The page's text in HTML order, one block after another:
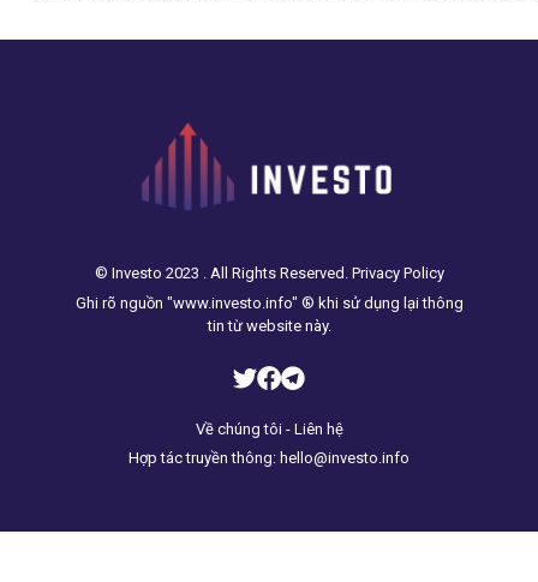
© Investo 2023 . All Rights Reserved. Privacy Policy
Ghi rõ nguồn "www.investo.info" ® khi sử dụng lại thông
tin từ website này.
Về chúng tôi - Liên hệ
Hợp tác truyền thông: hello@investo.info